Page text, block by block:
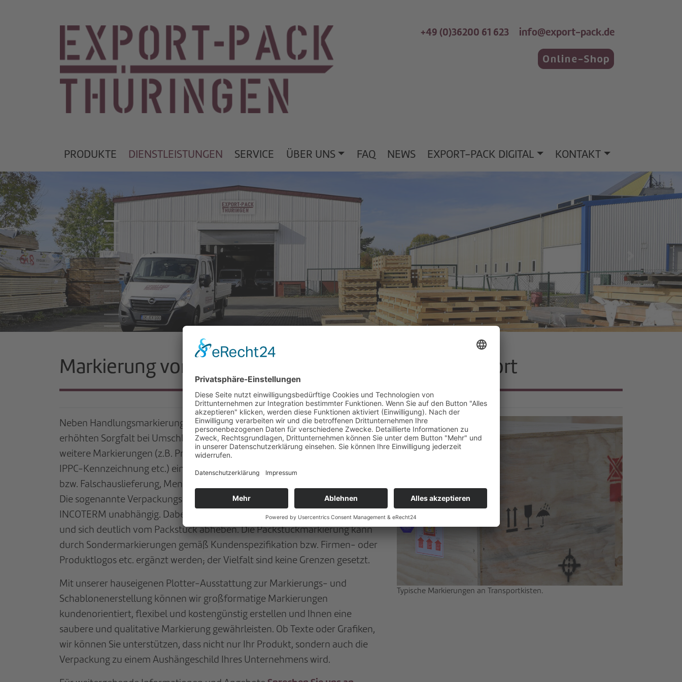
+49 (0)36200 61 623 info@export-pack.de
PRODUKTE DIENSTLEISTUNGEN SERVICE ÜBER UNS FAQ NEWS EXPORT-PACK DIGITAL KONTAKT
Previous
Markierung von Packgütern für den sicheren Transport
Neben Handlungsmarkierungen (z.B. Symbole, Collodaten etc.), welche zur
erhöhten Sorgfalt bei Umschlagarbeiten und Lagerung beitragen, sind
weitere Markierungen (z.B. Projekt, Empfänger und Absender, Collodaten,
IPPC-Kennzeichnung etc.) ein wichtiger Bestandteil, um Fehlverladungen
bzw. Falschauslieferung, Mengenverluste und ggf. Zollstrafen vorzubeugen.
Die sogenannte Verpackungsmarkierung ist Teil der Verpackung. Sie ist von
INCOTERM unabhängig. Dabei sollte die Markierung klar und präzise sein
und sich deutlich vom Packstück abheben. Die Packstückmarkierung kann
durch Sondermarkierungen gemäß Kundenspezifikation bzw. Firmen- oder
Produktlogos etc. ergänzt werden; der Vielfalt sind keine Grenzen gesetzt.
Mit unserer hauseigenen Plotter-Ausstattung zur Markierungs- und
Schablonenerstellung können wir großformatige Markierungen
kundenorientiert, flexibel und kostengünstig erstellen und Ihnen eine
saubere und qualitative Markierung gewährleisten. Ob Texte oder Grafiken,
wir können Sie unterstützen, dass nicht nur Ihr Produkt, sondern auch die
Verpackung zu einem Aushängeschild Ihres Unternehmens wird.
Typische Markierungen an Transportkisten.